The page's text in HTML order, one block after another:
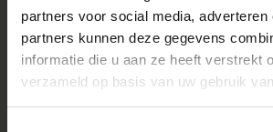
partners voor social media, adverteren
partners kunnen deze gegevens
informatie die u aan ze heeft verstrekt
verzameld op basis van uw gebruik
Zorgeloos rijden, vast bedrag
Reparatie & onderhoud